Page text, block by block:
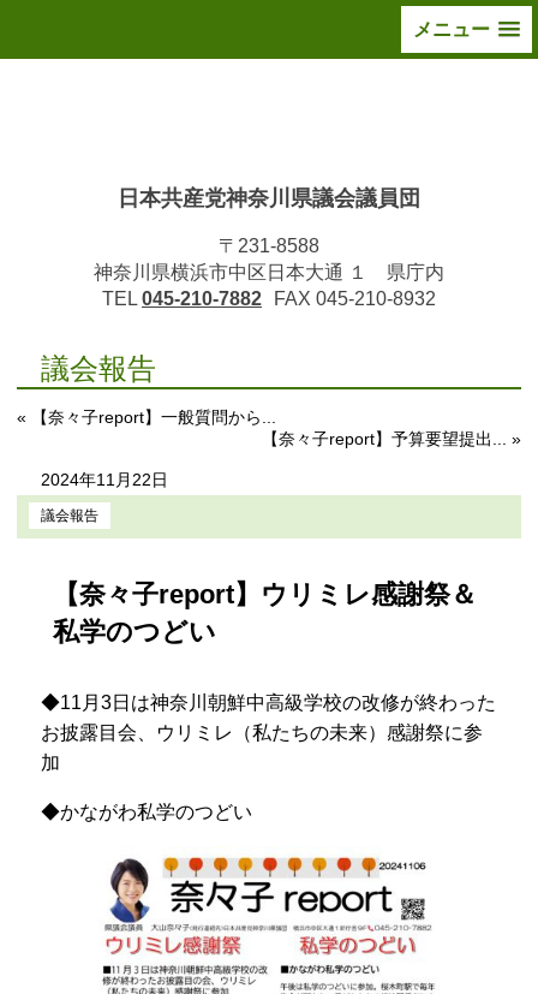
メニュー
日本共産党神奈川県議会議員団
〒231-8588
神奈川県横浜市中区日本大通 １ 県庁内
TEL045-210-7882 FAX 045-210-8932
議会報告
« 【奈々子report】一般質問から...
【奈々子report】予算要望提出... »
2024年11月22日
議会報告
【奈々子report】ウリミレ感謝祭＆
私学のつどい
◆11月3日は神奈川朝鮮中高級学校の改修が終わった
お披露目会、ウリミレ（私たちの未来）感謝祭に参
加
◆かながわ私学のつどい